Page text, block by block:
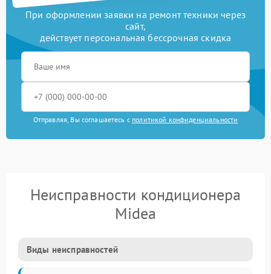
При оформлении заявки на ремонт техники через
сайт,
действует персональная бессрочная скидка
Отправляя, Вы соглашаетесь с политикой конфиденциальности
Неисправности кондиционера
Midea
Виды неисправностей